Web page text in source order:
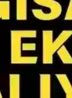
uyumlu
Monitör
boyutu
ve Fiyat